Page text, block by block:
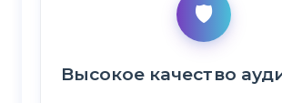
🛡️
Высокое качество